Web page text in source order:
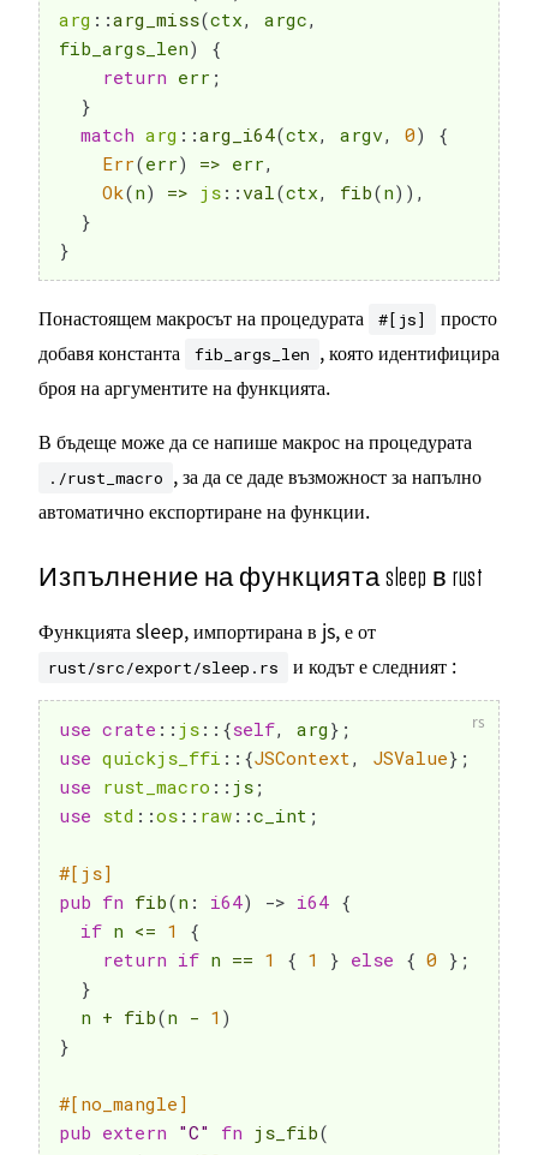
arg ::arg_miss(ctx, argc,
fib_args_len)
{
return err ;
}
match arg ::arg_i64(ctx, argv, 0)
{
Err(err) => err,
Ok(n) => js ::val(ctx, fib(n) ) ,
}
}
Понастоящем макросът на процедурата #[js]
просто
добавя константа
fib_args_len , която идентифицира
броя на аргументите на функцията.
В бъдеще може да се напише макрос на процедурата
./rust_macro , за да се даде възможност за напълно
автоматично експортиране на функции.
Изпълнение на функцията sleep в rust
Функцията sleep, импортирана в js, е от
rust/src/export/sleep.rs и кодът е следният :
use crate :: js :: {self, arg } ;
use quickjs_ffi :: {JSContext , JSValue} ;
use rust_macro :: js ;
use std ::os :: raw ::c_int ;
#[js]
pub fn fib(n : i64) -> i64 {
if n <= 1
{
return if n == 1 { 1 } else { 0 } ;
}
  n
+ fib(n - 1 )
}
#[no_mangle]
pub extern "C" fn js_fib(